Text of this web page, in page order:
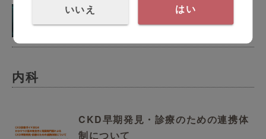
アルツハイマー型認知症関連コンテ
ンツ
内科
CKD早期発見・診療のための連携体
制について
いいえ はい